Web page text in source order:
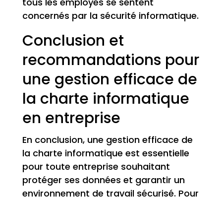
concernés par la sécurité informatique.
Conclusion et
recommandations pour
une gestion efficace de
la charte informatique
en entreprise
En conclusion, une gestion efficace de
la charte informatique est essentielle
pour toute entreprise souhaitant
protéger ses données et garantir un
environnement de travail sécurisé. Pour